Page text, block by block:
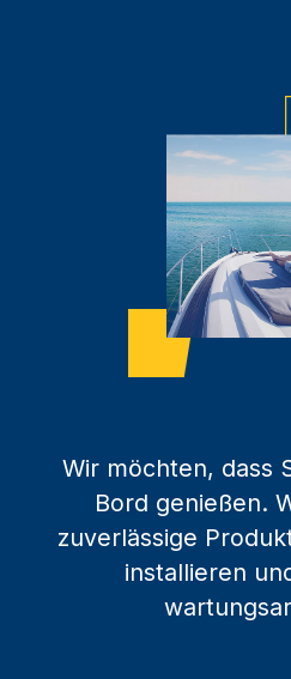
Wir möchten, dass
Bord genießen.
zuverlässige
installieren